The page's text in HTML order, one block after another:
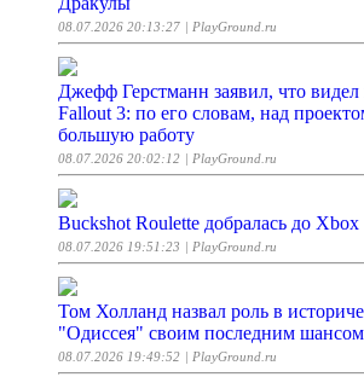
08.07.2026 20:13:27 | PlayGround.ru
Джефф Герстманн заявил, что
Fallout 3: по его словам, над
большую работу
08.07.2026 20:02:12 | PlayGround.ru
Buckshot Roulette добралась до
08.07.2026 19:51:23 | PlayGround.ru
Том Холланд назвал роль в
"Одиссея" своим последним
08.07.2026 19:49:52 | PlayGround.ru